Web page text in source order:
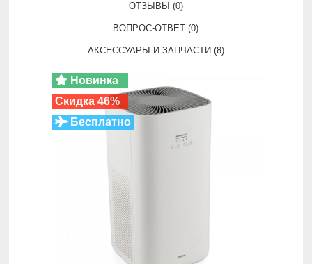
ОТЗЫВЫ (0)
ВОПРОС-ОТВЕТ (0)
АКСЕССУАРЫ И ЗАПЧАСТИ (8)
Новинка
Скидка 46%
Бесплатно